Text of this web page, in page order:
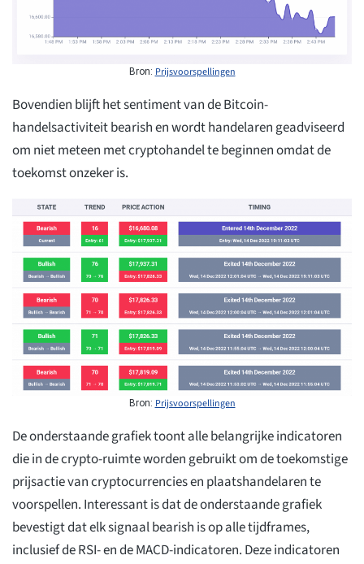
Bron: Prijsvoorspellingen
Bovendien blijft het sentiment van de Bitcoin-
handelsactiviteit bearish en wordt handelaren geadviseerd
om niet meteen met cryptohandel te beginnen omdat de
toekomst onzeker is.
Bron: Prijsvoorspellingen
De onderstaande grafiek toont alle belangrijke indicatoren
die in de crypto-ruimte worden gebruikt om de toekomstige
prijsactie van cryptocurrencies en plaatshandelaren te
voorspellen. Interessant is dat de onderstaande grafiek
bevestigt dat elk signaal bearish is op alle tijdframes,
inclusief de RSI- en de MACD-indicatoren. Deze indicatoren